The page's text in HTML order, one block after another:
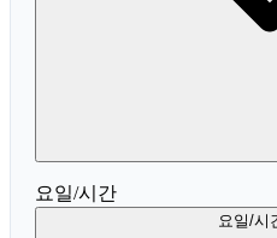
요일/시간
요일/시